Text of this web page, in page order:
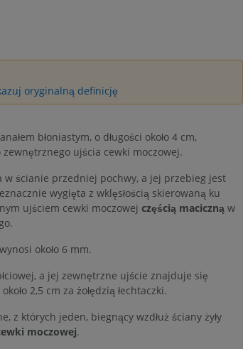
oryginalną definicję
błoniastym, o długości około 4 cm,
ujścia cewki moczowej.
w ścianie przedniej pochwy, a jej przebieg jest
wygięta z wklęsłością skierowaną ku
ujściem cewki moczowej częścią maciczną w
około 6 mm.
a jej zewnętrzne ujście znajduje się
2,5 cm za żołędzią łechtaczki.
z których jeden, biegnący wzdłuż ściany żyły
moczowej.